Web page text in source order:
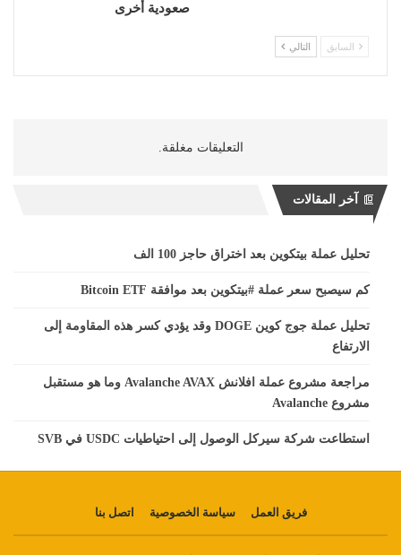
صعودية أخرى
السابق التالي
التعليقات مغلقة.
آخر المقالات
تحليل عملة بيتكوين بعد اختراق حاجز 100 الف
كم سيصبح سعر عملة #بيتكوين بعد موافقة Bitcoin ETF
تحليل عملة جوج كوين DOGE وقد يؤدي كسر هذه المقاومة إلى
الارتفاع
مراجعة مشروع عملة افلانش Avalanche AVAX وما هو مستقبل
مشروع Avalanche
استطاعت شركة سيركل الوصول إلى احتياطيات USDC في SVB
فريق العمل سياسة الخصوصية اتصل بنا